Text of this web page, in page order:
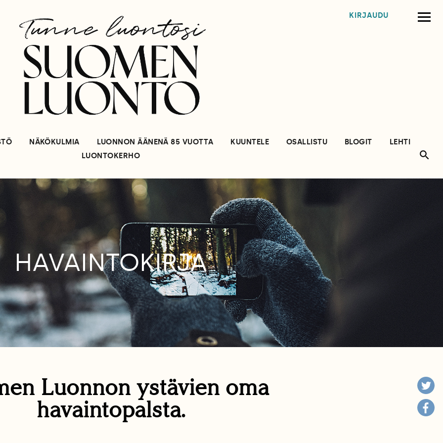
KIRJAUDU
NÄKÖKULMIA LUONNON ÄÄNENÄ 85 VUOTTA KUUNTELE OSALLISTU BLOGIT
LEHTI
LUONTOKERHO
HAVAINTOKIRJA
Luonnon ystävien oma
havaintopalsta.